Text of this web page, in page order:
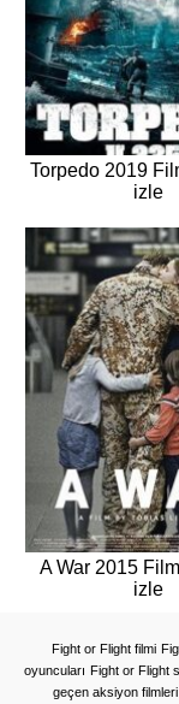
Torpedo 2019
izle
A War 2015
izle
Fight or Flight filmi
oyuncuları Fight or Flight
geçen aksiyon filmleri